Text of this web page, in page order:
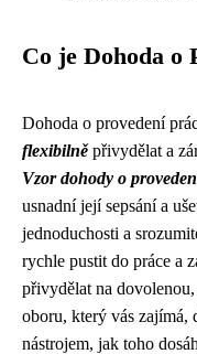
Co je Dohoda o
Dohoda o provedení
flexibilněpřivydělat a
Vzor dohody o
usnadní její sepsání a
jednoduchosti a
rychle pustit do práce a
přivydělat na
oboru, který vás zajímá,
nástrojem, jak toho